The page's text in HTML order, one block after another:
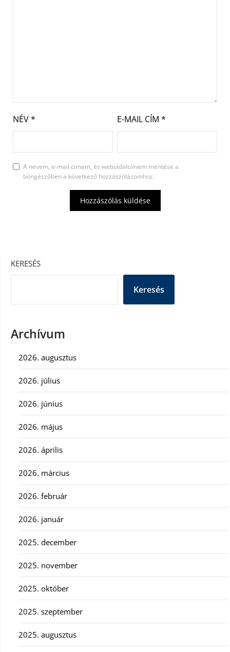
NÉV* E-MAIL CÍM *
A nevem, e-mail címem, és weboldalcímem mentése a
böngészőben a következő hozzászólásomhoz.
KERESÉS
Keresés
Archívum
2026. augusztus
2026. július
2026. június
2026. május
2026. április
2026. március
2026. február
2026. január
2025. december
2025. november
2025. október
2025. szeptember
2025. augusztus